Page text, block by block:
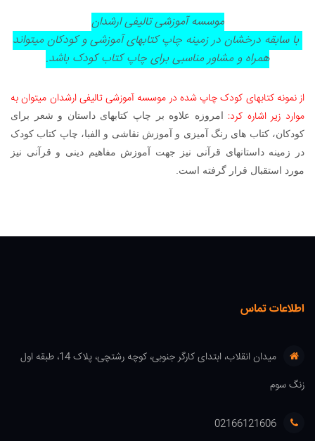
موسسه آموزشی تالیفی ارشدان
با سابقه درخشان در زمینه چاپ کتابهای آموزشی و کودکان میتواند
همراه و مشاور مناسبی برای چاپ کتاب کودک باشد.
از نمونه کتابهای کودک چاپ شده در موسسه آموزشی تالیفی ارشدان میتوان به
موارد زیر اشاره کرد: امروزه علاوه بر چاپ کتابهای داستان و شعر برای
کودکان، کتاب های رنگ آمیزی و آموزش نقاشی و الفبا، چاپ کتاب کودک
در زمینه داستانهای قرآنی نیز جهت آموزش مفاهیم دینی و قرآنی نیز
مورد استقبال قرار گرفته است.
اطلاعات تماس
میدان انقلاب، ابتدای کارگر جنوبی، کوچه رشتچی، پلاک 14، طبقه اول
زنگ سوم
02166121606